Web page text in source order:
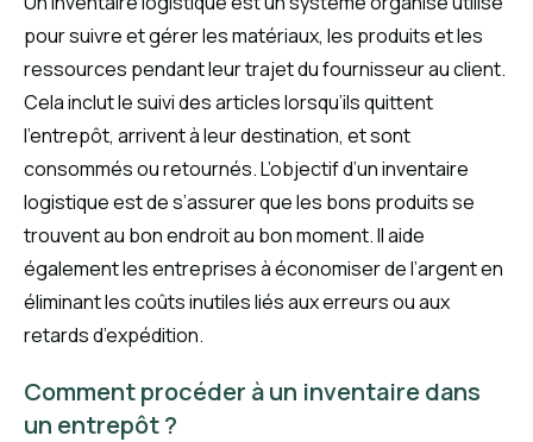
pour suivre et gérer les matériaux, les produits et les
ressources pendant leur trajet du fournisseur au client.
Cela inclut le suivi des articles lorsqu’ils quittent
l’entrepôt, arrivent à leur destination, et sont
consommés ou retournés. L’objectif d’un inventaire
logistique est de s’assurer que les bons produits se
trouvent au bon endroit au bon moment. Il aide
également les entreprises à économiser de l’argent en
éliminant les coûts inutiles liés aux erreurs ou aux
retards d’expédition.
Comment procéder à un inventaire dans
un entrepôt ?